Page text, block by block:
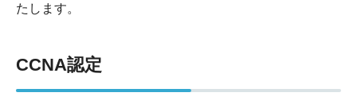
たします。
CCNA認定